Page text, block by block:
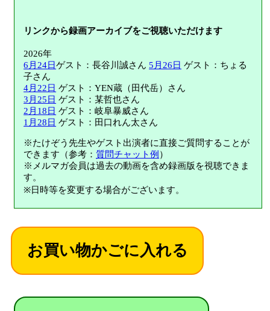
リンクから録画アーカイブをご視聴いただけます
2026年
6月24日ゲスト：長谷川誠さん5月26日 ゲスト：ちょる
子さん
4月22日 ゲスト：YEN蔵（田代岳）さん
3月25日 ゲスト：某哲也さん
2月18日 ゲスト：岐阜暴威さん
1月28日 ゲスト：田口れん太さん
※たけぞう先生やゲスト出演者に直接ご質問することが
できます（参考：質問チャット例 ）
※メルマガ会員は過去の動画を含め録画版を視聴できま
す。
※日時等を変更する場合がございます。